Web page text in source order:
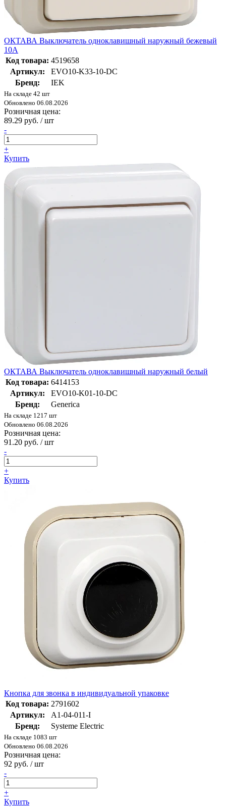
ОКТАВА Выключатель одноклавишный наружный бежевый
10А
Код товара: 4519658
Артикул:
EVO10-K33-10-DC
Бренд:
IEK
На складе 42 шт
Обновлено 06.08.2026
Розничная цена:
89.29 руб. / шт
-
+
Купить
ОКТАВА Выключатель одноклавишный наружный белый
Код товара: 6414153
Артикул:
EVO10-K01-10-DC
Бренд:
Generica
На складе 1217 шт
Обновлено 06.08.2026
Розничная цена:
91.20 руб. / шт
-
+
Купить
Кнопка для звонка в индивидуальной упаковке
Код товара: 2791602
Артикул:
A1-04-011-I
Бренд:
Systeme Electric
На складе 1083 шт
Обновлено 06.08.2026
Розничная цена:
92 руб. / шт
-
+
Купить